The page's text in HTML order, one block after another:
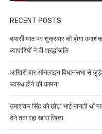
RECENT POSTS
बयासी घाट पर शुक्रवार को होगा
व्यापारियों ने दी श्रद्धांजलि
आखिरी बार ऑनलाइन विधानसभा से
स्वस्थ होने की कामना
उमाशंकर सिंह को छोटा भाई मानती थीं
देने तक रहा खास रिश्ता